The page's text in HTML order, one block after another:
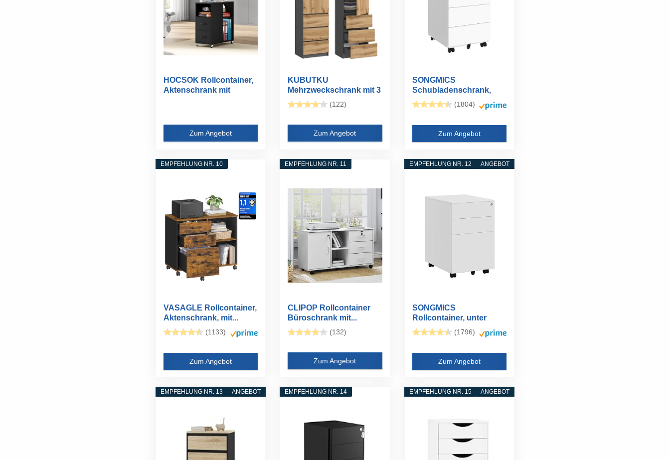
HOCSOK Rollcontainer,
Aktenschrank mit
Zum Angebot
KUBUTKU
Mehrzweckschrank mit 3
Schubladen...
(122)
Zum Angebot
SONGMICS
Schubladenschrank,
Rollcontainer, mobiler...
(1804)
Zum Angebot
EMPFEHLUNG NR. 10
VASAGLE Rollcontainer,
Aktenschrank, mit...
(1133)
Zum Angebot
EMPFEHLUNG NR. 11
CLIPOP Rollcontainer
Büroschrank mit...
(132)
Zum Angebot
ANGEBOT
EMPFEHLUNG NR. 12
SONGMICS
Rollcontainer, unter
Schreibtisch, mit...
(1796)
Zum Angebot
ANGEBOT
EMPFEHLUNG NR. 13 EMPFEHLUNG NR. 14 ANGEBOT
EMPFEHLUNG NR. 15